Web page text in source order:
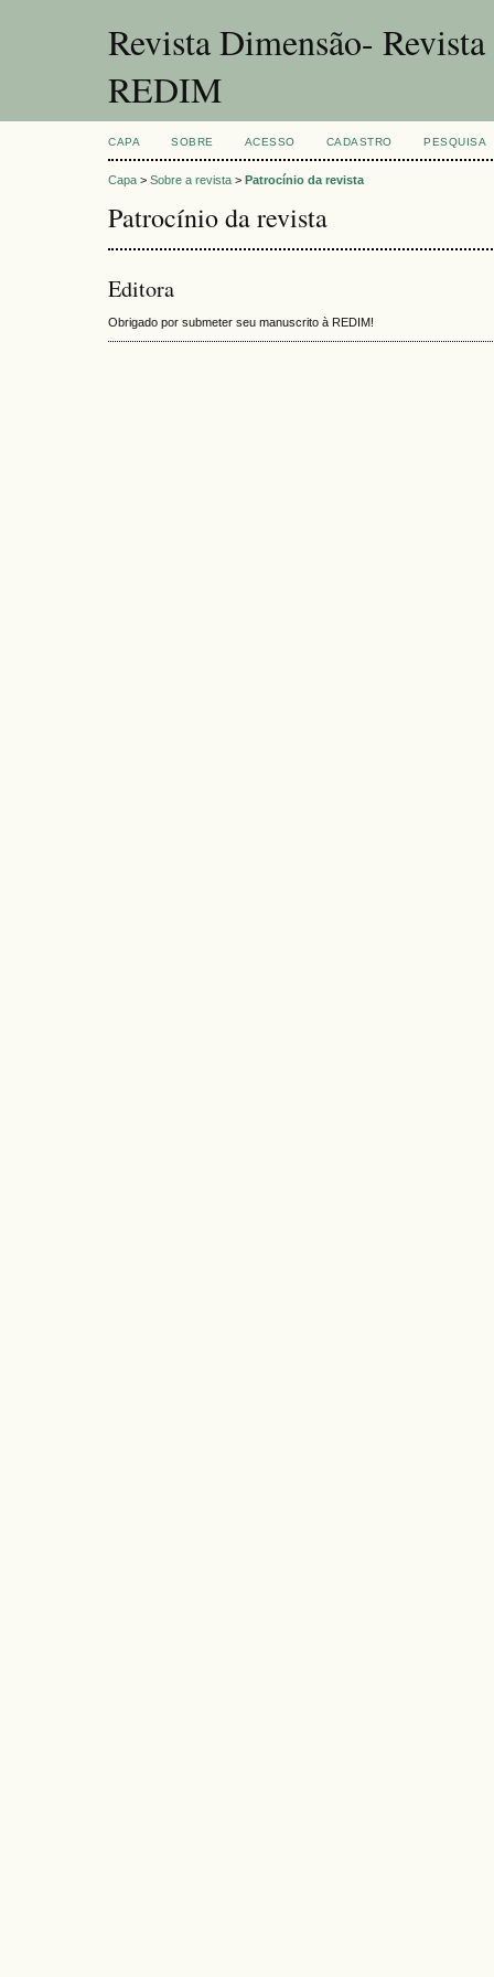
Revista Dimensão-
REDIM
CAPA SOBRE ACESSO CADASTRO PESQUISA
Capa > Sobre a revista > Patrocínio da revista
Patrocínio da revista
Editora
Obrigado por submeter seu manuscrito à REDIM!